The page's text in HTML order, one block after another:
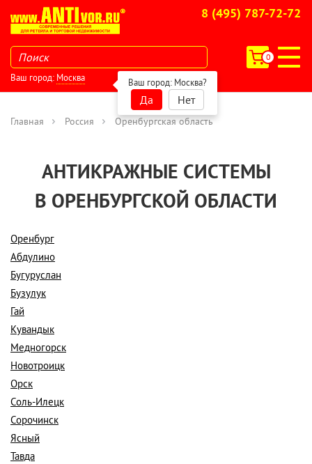
8 (495) 787-72-72
0
Ваш город: Москва Ваш город: Москва?
Да Нет
Главная Россия Оренбургская область
АНТИКРАЖНЫЕ СИСТЕМЫ
В ОРЕНБУРГСКОЙ ОБЛАСТИ
Оренбург
Абдулино
Бугуруслан
Бузулук
Гай
Кувандык
Медногорск
Новотроицк
Орск
Соль-Илецк
Сорочинск
Ясный
Тавда